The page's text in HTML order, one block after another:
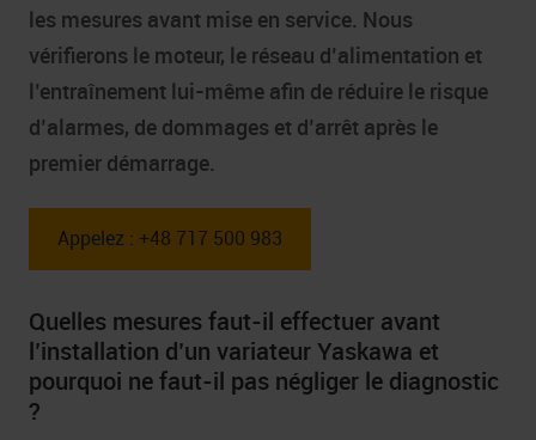
les mesures avant mise en service. Nous
vérifierons le moteur, le réseau d’alimentation et
l’entraînement lui-même afin de réduire le risque
d’alarmes, de dommages et d’arrêt après le
premier démarrage.
Appelez : +48 717 500 983
Quelles mesures faut-il effectuer avant
l’installation d’un variateur Yaskawa et
pourquoi ne faut-il pas négliger le diagnostic
?